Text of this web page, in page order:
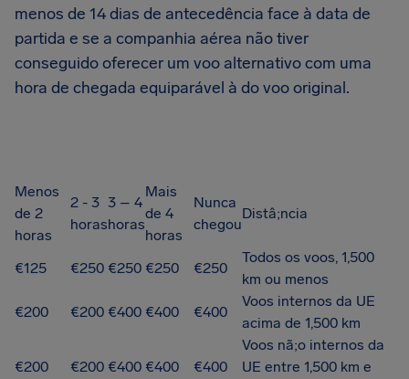
menos de 14 dias de antecedência face à data de
partida e se a companhia aérea não tiver
conseguido oferecer um voo alternativo com uma
hora de chegada equiparável à do voo original.
Menos
de 2
horas
2 - 3
horas
3 – 4
horas
Mais
de 4
horas
Nunca
chegou
Distâ;ncia
€125 €250 €250 €250 €250
Todos os voos, 1,500
km ou menos
€200
€200 €400 €400 €400
Voos internos da UE
acima de 1,500 km
€200 €200 €400 €400 €400
Voos nã;o internos da
UE entre 1,500 km e